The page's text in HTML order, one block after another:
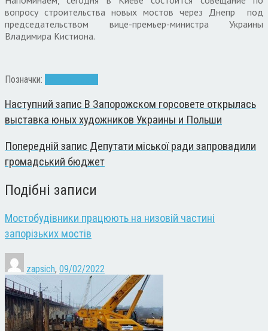
вопросу строительства новых мостов через Днепр под
председательством вице-премьер-министра Украины
Владимира Кистиона.
Позначки:
Наступний запис В Запорожском горсовете открылась
выставка юных художников Украины и Польши
Попередній запис Депутати міської ради запровадили
громадський бюджет
Подібні записи
Мостобудівники працюють на низовій частині
запорізьких мостів
zapsich, 09/02/2022